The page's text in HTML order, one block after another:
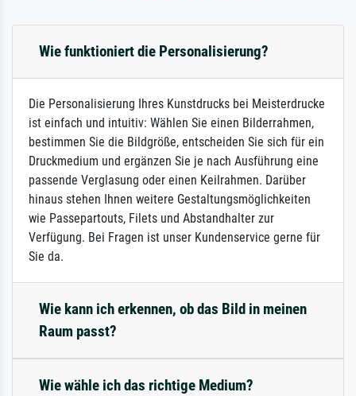
Wie funktioniert die Personalisierung?
Die Personalisierung Ihres Kunstdrucks bei Meisterdrucke
ist einfach und intuitiv: Wählen Sie einen Bilderrahmen,
bestimmen Sie die Bildgröße, entscheiden Sie sich für ein
Druckmedium und ergänzen Sie je nach Ausführung eine
passende Verglasung oder einen Keilrahmen. Darüber
hinaus stehen Ihnen weitere Gestaltungsmöglichkeiten
wie Passepartouts, Filets und Abstandhalter zur
Verfügung. Bei Fragen ist unser Kundenservice gerne für
Sie da.
Wie kann ich erkennen, ob das Bild in meinen
Raum passt?
Wie wähle ich das richtige Medium?